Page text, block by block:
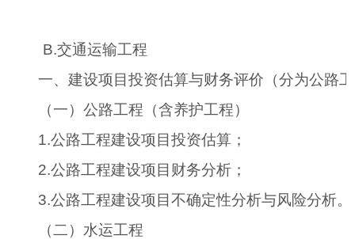
B.交通运输工程
一、建设项目投资估算与财务评价（分为公路
（一）公路工程（含养护工程）
1.公路工程建设项目投资估算；
2.公路工程建设项目财务分析；
3.公路工程建设项目不确定性分析与风险分析。
（二）水运工程